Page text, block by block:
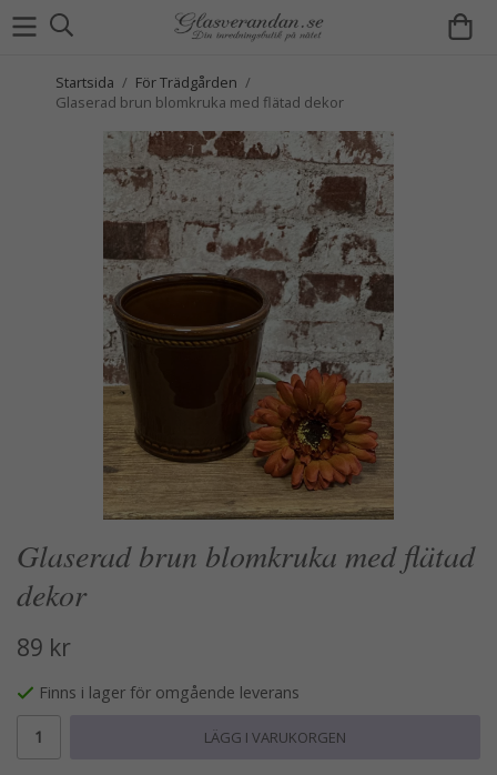
Startsida / För Trädgården /
Glaserad brun blomkruka med flätad dekor
Glaserad brun blomkruka med flätad
dekor
89 kr
Finns i lager för omgående leverans
LÄGG I VARUKORGEN